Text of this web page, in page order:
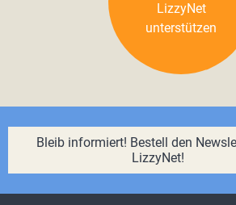
LizzyNet
unterstützen
Bleib informiert! Bestell den
LizzyNet!